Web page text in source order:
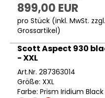
899,00 EUR
pro Stück (inkl. MwSt. zzgl.
Grossartikel)
Scott Aspect 930
- XXL
Art.Nr. 287363014
Größe: XXL
Farbe: Prism Iridium Black